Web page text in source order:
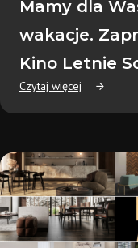
Mamy dla
wakacje.
Kino Letnie
Czytaj więcej